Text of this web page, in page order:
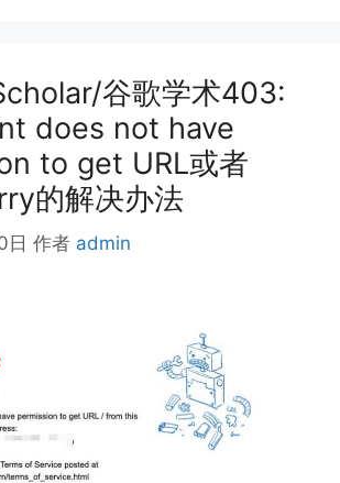
谷歌学术403:
does not have
to get URL或者
的解决办法
日 作者 admin